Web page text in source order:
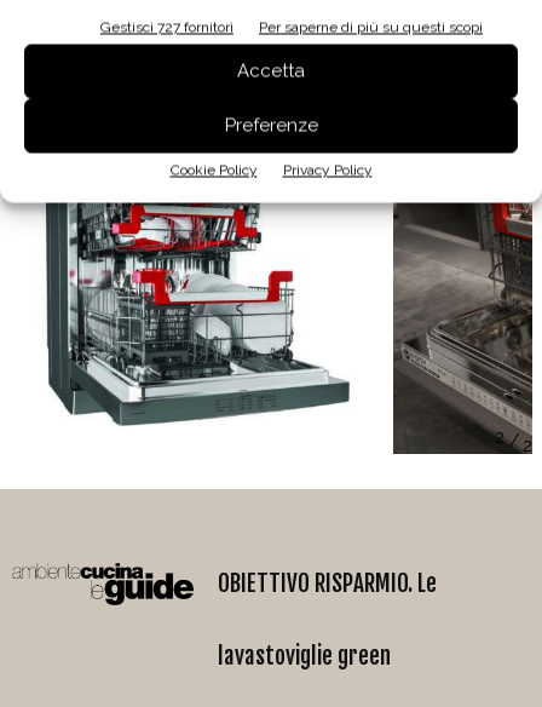
Gestisci 727 fornitori Per saperne di più su questi scopi
Accetta
Preferenze
Cookie Policy Privacy Policy
/
OBIETTIVO RISPARMIO. Le
lavastoviglie green